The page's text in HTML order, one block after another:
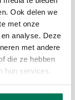
Ook delen we
met onze
analyse. Deze
met andere
die ze hebben
hun services.